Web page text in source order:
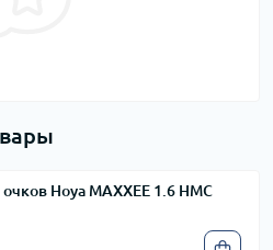
Hoya MAXXEE 1.6 HMC